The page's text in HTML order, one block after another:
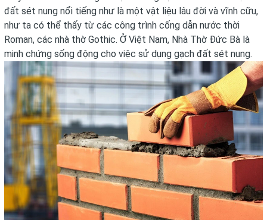
đất sét nung nổi tiếng như là một vật liệu lâu đời và vĩnh cữu,
như ta có thể thấy từ các công trình cống dẫn nước thời
Roman, các nhà thờ Gothic. Ở Việt Nam, Nhà Thờ Đức Bà là
minh chứng sống động cho việc sử dụng gạch đất sét nung.